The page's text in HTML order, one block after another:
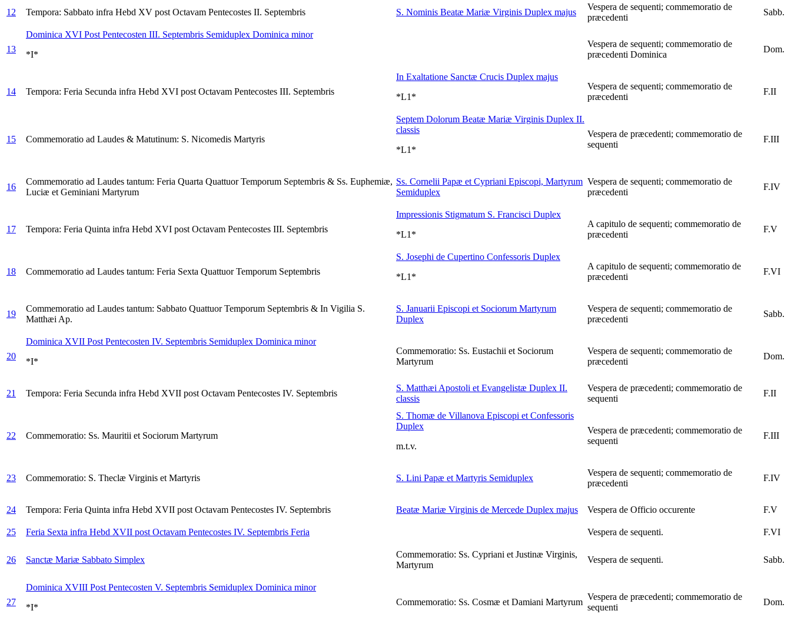
12 Tempora: Sabbato infra Hebd XV post Octavam Pentecostes II. Septembris S. Nominis Beatæ Mariæ Virginis Duplex majus
Vespera de sequenti; commemoratio de
præcedenti
Sabb.
13
Dominica XVI Post Pentecosten III. Septembris Semiduplex Dominica minor
*I*
Vespera de sequenti; commemoratio de
præcedenti Dominica
Dom.
14 Tempora: Feria Secunda infra Hebd XVI post Octavam Pentecostes III. Septembris
In Exaltatione Sanctæ Crucis Duplex majus
*L1*
Vespera de sequenti; commemoratio de
præcedenti
F.II
15 Commemoratio ad Laudes & Matutinum: S. Nicomedis Martyris
Septem Dolorum Beatæ Mariæ Virginis Duplex II.
classis
*L1*
Vespera de præcedenti; commemoratio de
sequenti
F.III
16
Commemoratio ad Laudes tantum: Feria Quarta Quattuor Temporum Septembris & Ss. Euphemiæ,
Luciæ et Geminiani Martyrum
Ss. Cornelii Papæ et Cypriani Episcopi, Martyrum
Semiduplex
Vespera de sequenti; commemoratio de
præcedenti
F.IV
17 Tempora: Feria Quinta infra Hebd XVI post Octavam Pentecostes III. Septembris
Impressionis Stigmatum S. Francisci Duplex
*L1*
A capitulo de sequenti; commemoratio de
præcedenti
F.V
18 Commemoratio ad Laudes tantum: Feria Sexta Quattuor Temporum Septembris
S. Josephi de Cupertino Confessoris Duplex
*L1*
A capitulo de sequenti; commemoratio de
præcedenti
F.VI
19
Commemoratio ad Laudes tantum: Sabbato Quattuor Temporum Septembris & In Vigilia S.
Matthæi Ap.
S. Januarii Episcopi et Sociorum Martyrum
Duplex
Vespera de sequenti; commemoratio de
præcedenti
Sabb.
20
Dominica XVII Post Pentecosten IV. Septembris Semiduplex Dominica minor
*I*
Commemoratio: Ss. Eustachii et Sociorum
Martyrum
Vespera de sequenti; commemoratio de
præcedenti
Dom.
21 Tempora: Feria Secunda infra Hebd XVII post Octavam Pentecostes IV. Septembris
S. Matthæi Apostoli et Evangelistæ Duplex II.
classis
Vespera de præcedenti; commemoratio de
sequenti
F.II
22 Commemoratio: Ss. Mauritii et Sociorum Martyrum
S. Thomæ de Villanova Episcopi et Confessoris
Duplex
m.t.v.
Vespera de præcedenti; commemoratio de
sequenti
F.III
23 Commemoratio: S. Theclæ Virginis et Martyris S. Lini Papæ et Martyris Semiduplex
Vespera de sequenti; commemoratio de
præcedenti
F.IV
24 Tempora: Feria Quinta infra Hebd XVII post Octavam Pentecostes IV. Septembris Beatæ Mariæ Virginis de Mercede Duplex majus Vespera de Officio occurente F.V
25 Feria Sexta infra Hebd XVII post Octavam Pentecostes IV. Septembris Feria Vespera de sequenti. F.VI
26 Sanctæ Mariæ Sabbato Simplex
Commemoratio: Ss. Cypriani et Justinæ Virginis,
Martyrum
Vespera de sequenti. Sabb.
27
Dominica XVIII Post Pentecosten V. Septembris Semiduplex Dominica minor
*I*
Commemoratio: Ss. Cosmæ et Damiani Martyrum
Vespera de præcedenti; commemoratio de
sequenti
Dom.